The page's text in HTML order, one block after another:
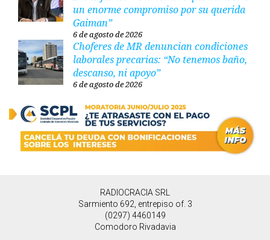
un enorme compromiso por su querida
Gaiman”
6 de agosto de 2026
Choferes de MR denuncian condiciones
laborales precarias: “No tenemos baño,
descanso, ni apoyo”
6 de agosto de 2026
RADIOCRACIA SRL
Sarmiento 692, entrepiso of. 3
(0297) 4460149
Comodoro Rivadavia